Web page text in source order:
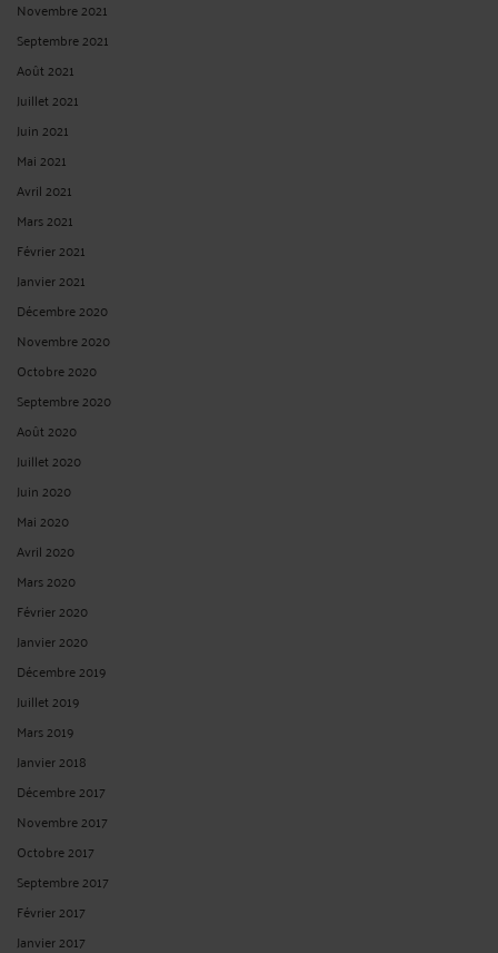
Novembre 2021
Septembre 2021
Août 2021
Juillet 2021
Juin 2021
Mai 2021
Avril 2021
Mars 2021
Février 2021
Janvier 2021
Décembre 2020
Novembre 2020
Octobre 2020
Septembre 2020
Août 2020
Juillet 2020
Juin 2020
Mai 2020
Avril 2020
Mars 2020
Février 2020
Janvier 2020
Décembre 2019
Juillet 2019
Mars 2019
Janvier 2018
Décembre 2017
Novembre 2017
Octobre 2017
Septembre 2017
Février 2017
Janvier 2017